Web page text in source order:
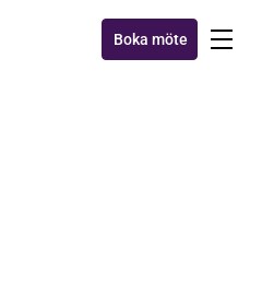
Boka möte